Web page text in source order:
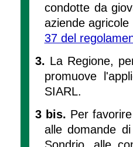
condotte da
aziende
37 del
3. La Regione,
promuove
SIARL.
3 bis. Per
alle domande